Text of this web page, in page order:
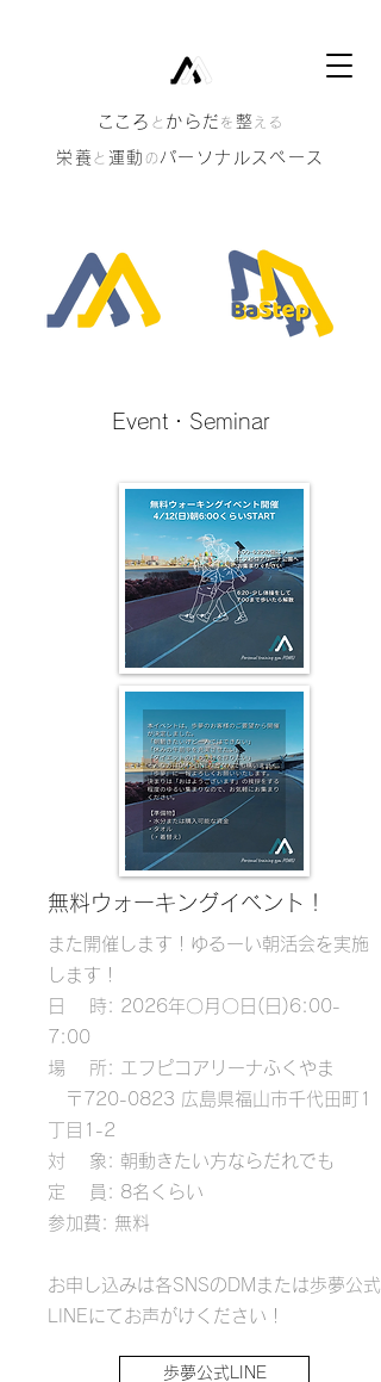
​こころ と からだ を 整 える
栄養 と 運動 のパーソナルスペース
​Event・Seminar
無料ウォーキングイベント！
​また開催します！ ゆるーい朝活会を実施
します！
日 時: 2026年〇月〇日(日)6:00-
7:00
場 所: エフピコアリーナふくやま
〒720-0823 広島県福山市千代田町1
丁目1-2
対 象: 朝動きたい方ならだれでも
定 員: 8名くらい
参加費: 無料
お申し込みは各SNSのDMまたは歩夢公式
LINEにてお声がけください！
歩夢公式LINE